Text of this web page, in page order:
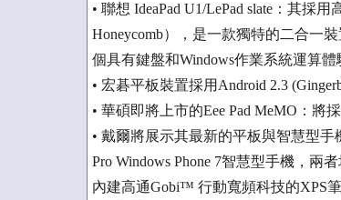
• 聯想 IdeaPad U1/LePad slate：其採
Honeycomb），是一款獨特的二合一
個具有鍵盤和Windows作業系統運算體
• 宏碁平板裝置採用Android 2.3
• 華碩即將上市的Eee Pad MeMO：將
• 戴爾將展示其最新的平板與智慧型手
Pro Windows Phone 7智慧型手機，兩
內建高通Gobi™ 行動寬頻科技的XPS筆